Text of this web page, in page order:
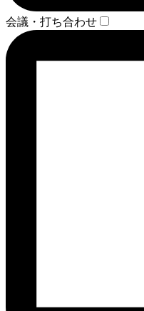
会議・打ち合わせ